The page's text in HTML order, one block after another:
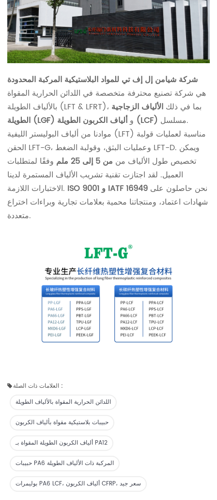
شركة شيامن إل إف تي للمواد البلاستيكية المركبة المحدودة
هي شركة تصنيع محترفة متخصصة في اللدائن الحرارية المقواة
بالألياف الطويلة (LFT & LFRT)، بما في ذلك الألياف الزجاجية
الطويلة (LGF)
و ألياف الكربون الطويلة (LCF)
مسلسل.
موادنا من ألياف البوليستر الليفية (LFT) مناسبة لعمليات قولبة
الحقن LFT-G، وعمليات البثق، وقولبة الضغط LFT-D. ويمكن
تخصيص طول الألياف من من 5 إلى 25 ملم
وفقًا لمتطلبات
العميل. لقد اجتازت تقنية تشريب الألياف المستمرة لدينا
الاختبارات اللازمة.
ISO 9001 و IATF 16949 نحن حاصلون على
شهادات اعتماد، ومنتجاتنا محمية بعلامات تجارية وبراءات اختراع
متعددة.
العلامات ذات الصلة :
اللدائن الحرارية المقواة بالألياف الطويلة
حبيبات بلاستيكية مقواة بألياف الكربون
ألياف الكربون الطويلة المقواة بـ PA12
حبيبات PA6 المركبة ذات الألياف الطويلة
بوليمرات PA6 LCF، ألياف الكربون CFRP، سعر جيد